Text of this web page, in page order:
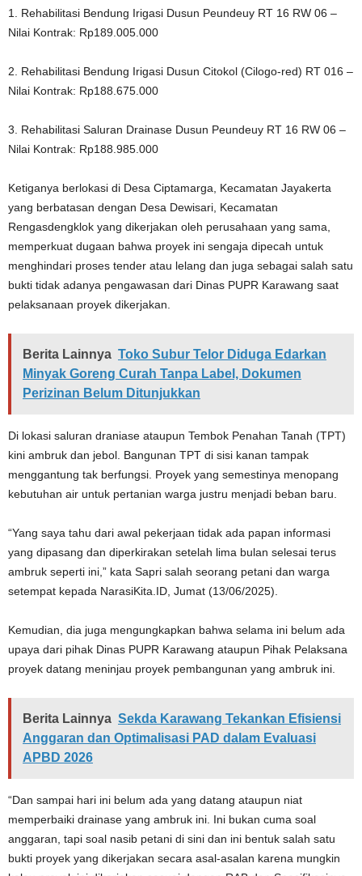
1. Rehabilitasi Bendung Irigasi Dusun Peundeuy RT 16 RW 06 –
Nilai Kontrak: Rp189.005.000
2. Rehabilitasi Bendung Irigasi Dusun Citokol (Cilogo-red) RT 016 –
Nilai Kontrak: Rp188.675.000
3. Rehabilitasi Saluran Drainase Dusun Peundeuy RT 16 RW 06 –
Nilai Kontrak: Rp188.985.000
Ketiganya berlokasi di Desa Ciptamarga, Kecamatan Jayakerta
yang berbatasan dengan Desa Dewisari, Kecamatan
Rengasdengklok yang dikerjakan oleh perusahaan yang sama,
memperkuat dugaan bahwa proyek ini sengaja dipecah untuk
menghindari proses tender atau lelang dan juga sebagai salah satu
bukti tidak adanya pengawasan dari Dinas PUPR Karawang saat
pelaksanaan proyek dikerjakan.
Berita Lainnya Toko Subur Telor Diduga Edarkan
Minyak Goreng Curah Tanpa Label, Dokumen
Perizinan Belum Ditunjukkan
Di lokasi saluran draniase ataupun Tembok Penahan Tanah (TPT)
kini ambruk dan jebol. Bangunan TPT di sisi kanan tampak
menggantung tak berfungsi. Proyek yang semestinya menopang
kebutuhan air untuk pertanian warga justru menjadi beban baru.
“Yang saya tahu dari awal pekerjaan tidak ada papan informasi
yang dipasang dan diperkirakan setelah lima bulan selesai terus
ambruk seperti ini,” kata Sapri salah seorang petani dan warga
setempat kepada NarasiKita.ID, Jumat (13/06/2025).
Kemudian, dia juga mengungkapkan bahwa selama ini belum ada
upaya dari pihak Dinas PUPR Karawang ataupun Pihak Pelaksana
proyek datang meninjau proyek pembangunan yang ambruk ini.
Berita Lainnya Sekda Karawang Tekankan Efisiensi
Anggaran dan Optimalisasi PAD dalam Evaluasi
APBD 2026
“Dan sampai hari ini belum ada yang datang ataupun niat
memperbaiki drainase yang ambruk ini. Ini bukan cuma soal
anggaran, tapi soal nasib petani di sini dan ini bentuk salah satu
bukti proyek yang dikerjakan secara asal-asalan karena mungkin